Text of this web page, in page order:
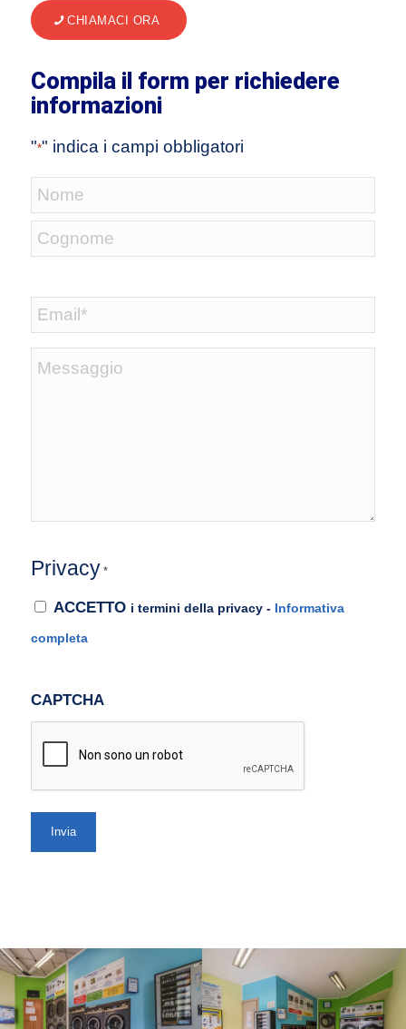
Compila il form per richiedere
informazioni
"*" indica i campi obbligatori
Nome
Nome
Email
Messaggio
Privacy *
ACCETTO i termini della privacy - Informativa
completa
CAPTCHA
CHIAMACI ORA